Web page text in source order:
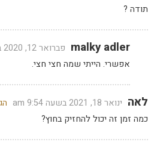
תודה ?
malky adler פברואר 12, 2020 בשעה 4:24 pm
אפשרי. הייתי שמה חצי חצי.
לאה ינואר 18, 2021 בשעה 9:54 am
כמה זמן זה יכול להחזיק בחוץ?